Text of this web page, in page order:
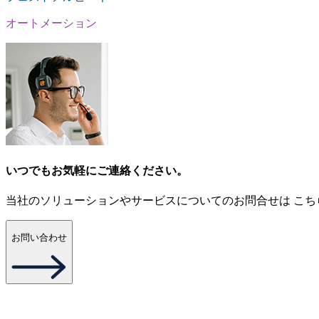
オートメーション
いつでもお気軽にご連絡ください。
当社のソリューションやサービスについてのお問合せは こち
お問い合わせ